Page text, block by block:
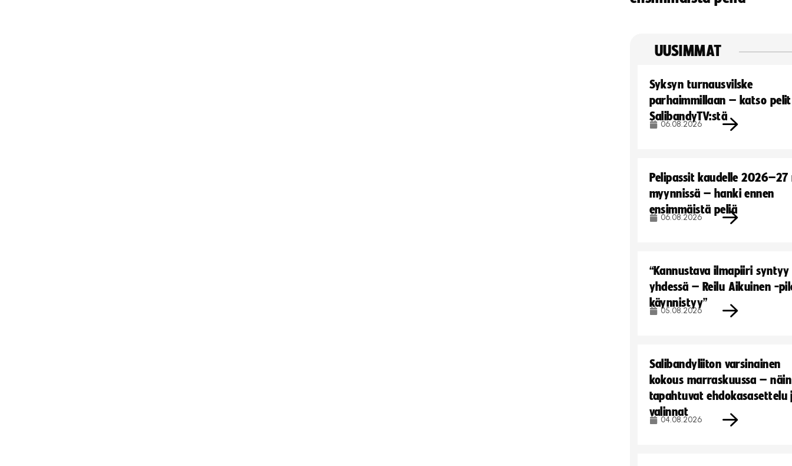
UUSIMMAT
Syksyn turnausvilske
parhaimmillaan – katso pelit
SalibandyTV:stä
06.08.2026
Pelipassit kaudelle
myynnissä – hanki ennen
ensimmäistä peliä
06.08.2026
“Kannustava ilmapiiri syntyy
yhdessä – Reilu Aikuinen -
käynnistyy”
05.08.2026
Salibandyliiton varsinainen
kokous marraskuussa – näin
tapahtuvat ehdokasasettelu
valinnat
04.08.2026